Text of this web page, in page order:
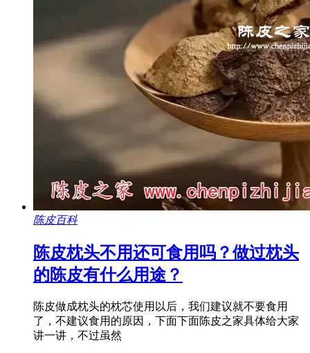
陈皮百科
陈皮枕头不用还可食用吗？做过枕头
的陈皮有什么用途？
陈皮做成枕头的枕芯使用以后，我们建议就不要食用
了，不建议食用的原因，下面下面陈皮之家具体给大家
讲一讲，不过虽然